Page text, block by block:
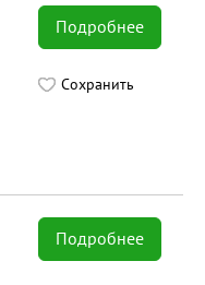
Подробнее
Сохранить
Подробнее